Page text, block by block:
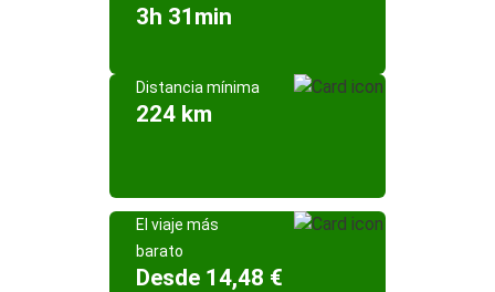
3h 31min
Distancia mínima
224 km
El viaje más
barato
Desde 14,48 €